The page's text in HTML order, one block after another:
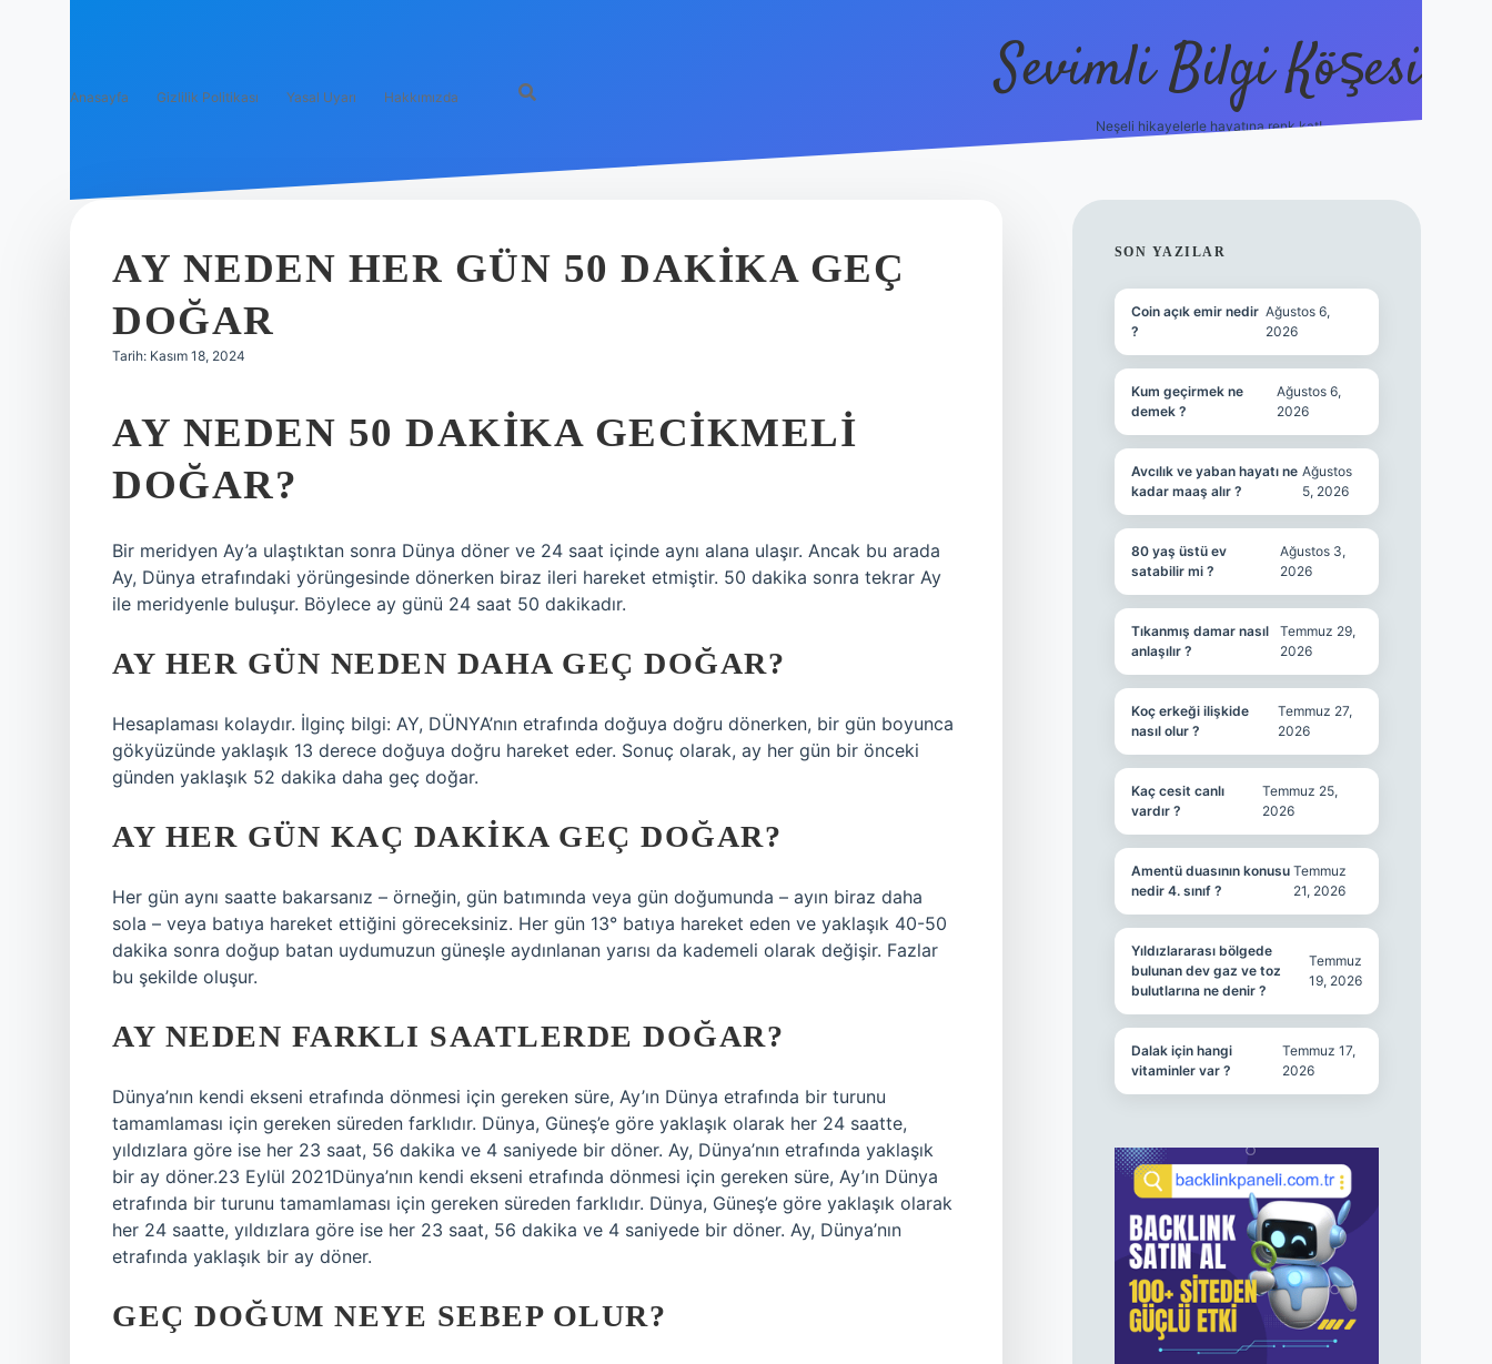
Anasayfa Gizlilik Politikası Yasal Uyarı Hakkımızda Sevimli Bilgi Köşesi
Neşeli hikayelerle hayatına renk kat!
AY NEDEN HER GÜN 50 DAKIKA GEÇ
DOĞAR
Tarih: Kasım 18, 2024
AY NEDEN 50 DAKIKA GECIKMELI
DOĞAR?
Bir meridyen Ay’a ulaştıktan sonra Dünya döner ve 24 saat içinde aynı alana ulaşır. Ancak bu arada
Ay, Dünya etrafındaki yörüngesinde dönerken biraz ileri hareket etmiştir. 50 dakika sonra tekrar Ay
ile meridyenle buluşur. Böylece ay günü 24 saat 50 dakikadır.
AY HER GÜN NEDEN DAHA GEÇ DOĞAR?
Hesaplaması kolaydır. İlginç bilgi: AY, DÜNYA’nın etrafında doğuya doğru dönerken, bir gün boyunca
gökyüzünde yaklaşık 13 derece doğuya doğru hareket eder. Sonuç olarak, ay her gün bir önceki
günden yaklaşık 52 dakika daha geç doğar.
AY HER GÜN KAÇ DAKIKA GEÇ DOĞAR?
Her gün aynı saatte bakarsanız – örneğin, gün batımında veya gün doğumunda – ayın biraz daha
sola – veya batıya hareket ettiğini göreceksiniz. Her gün 13° batıya hareket eden ve yaklaşık 40-50
dakika sonra doğup batan uydumuzun güneşle aydınlanan yarısı da kademeli olarak değişir. Fazlar
bu şekilde oluşur.
AY NEDEN FARKLI SAATLERDE DOĞAR?
Dünya’nın kendi ekseni etrafında dönmesi için gereken süre, Ay’ın Dünya etrafında bir turunu
tamamlaması için gereken süreden farklıdır. Dünya, Güneş’e göre yaklaşık olarak her 24 saatte,
yıldızlara göre ise her 23 saat, 56 dakika ve 4 saniyede bir döner. Ay, Dünya’nın etrafında yaklaşık
bir ay döner.23 Eylül 2021Dünya’nın kendi ekseni etrafında dönmesi için gereken süre, Ay’ın Dünya
etrafında bir turunu tamamlaması için gereken süreden farklıdır. Dünya, Güneş’e göre yaklaşık olarak
her 24 saatte, yıldızlara göre ise her 23 saat, 56 dakika ve 4 saniyede bir döner. Ay, Dünya’nın
etrafında yaklaşık bir ay döner.
GEÇ DOĞUM NEYE SEBEP OLUR?
SIDEBAR
SON YAZILAR
Coin açık emir nedir
?
Ağustos 6,
2026
Kum geçirmek ne
demek ?
Ağustos 6,
2026
Avcılık ve yaban hayatı ne
kadar maaş alır ?
Ağustos
5, 2026
80 yaş üstü ev
satabilir mi ?
Ağustos 3,
2026
Tıkanmış damar nasıl
anlaşılır ?
Temmuz 29,
2026
Koç erkeği ilişkide
nasıl olur ?
Temmuz 27,
2026
Kaç cesit canlı
vardır ?
Temmuz 25,
2026
Amentü duasının konusu
nedir 4. sınıf ?
Temmuz
21, 2026
Yıldızlararası bölgede
bulunan dev gaz ve toz
bulutlarına ne denir ?
Temmuz
19, 2026
Dalak için hangi
vitaminler var ?
Temmuz 17,
2026
hiltonbet güncel giriş